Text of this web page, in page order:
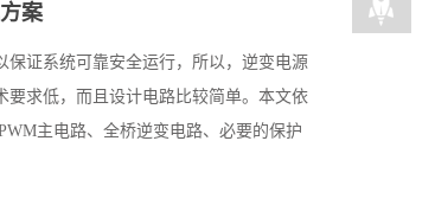
案
保证系统可靠安全运行，所以，逆变电源
求低，而且设计电路比较简单。 本文依
主电路、全桥逆变电路、必要的保护